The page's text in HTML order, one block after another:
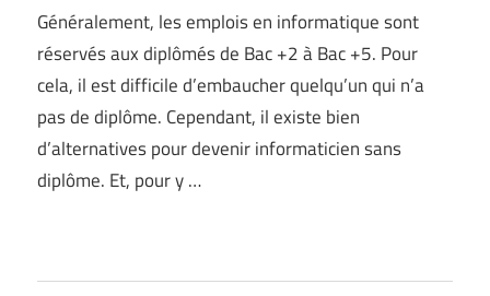
Généralement, les emplois en informatique sont
réservés aux diplômés de Bac +2 à Bac +5. Pour
cela, il est difficile d’embaucher quelqu’un qui n’a
pas de diplôme. Cependant, il existe bien
d’alternatives pour devenir informaticien sans
diplôme. Et, pour y …